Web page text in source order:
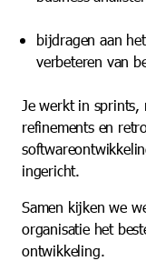
bijdragen aan
verbeteren van
Je werkt in sprints,
refinements en
ingericht.
Samen kijken we
organisatie het
ontwikkeling.